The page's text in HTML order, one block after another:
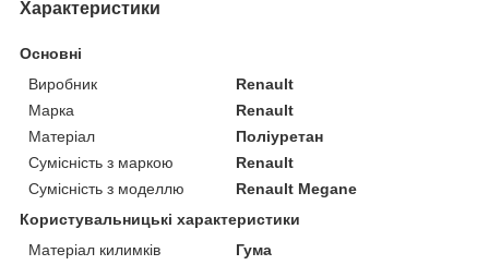
Характеристики
Основні
Виробник
Renault
Марка
Renault
Матеріал
Поліуретан
Сумісність з маркою
Renault
Сумісність з моделлю
Renault Megane
Користувальницькі характеристики
Матеріал килимків
Гума